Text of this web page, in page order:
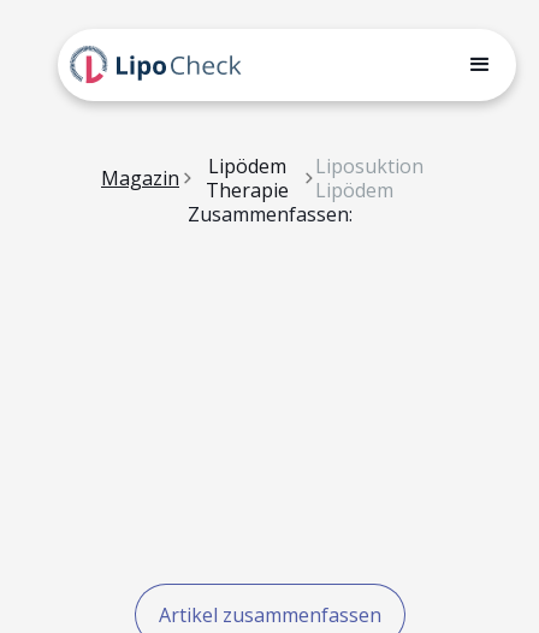
Magazin
Lipödem
Therapie
Liposuktion
Lipödem
Zusammenfassen:
Artikel zusammenfassen